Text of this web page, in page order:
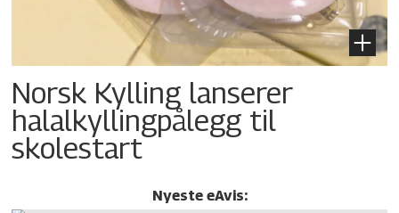
Norsk Kylling lanserer
halalkylling­pålegg til
skolestart
Nyeste eAvis: